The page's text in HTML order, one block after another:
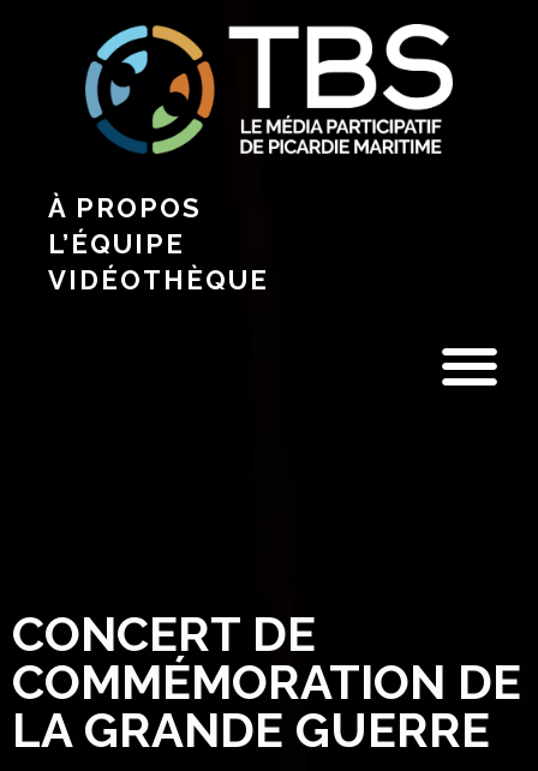
À PROPOS
L’ÉQUIPE
VIDÉOTHÈQUE
CONCERT DE
COMMÉMORATION DE
LA GRANDE GUERRE